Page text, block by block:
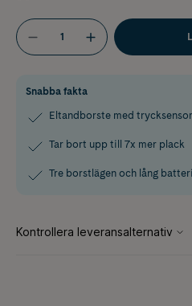
Snabba fakta
Eltandborste med trycksensor
Tar bort upp till 7x mer plack
Tre borstlägen och lång